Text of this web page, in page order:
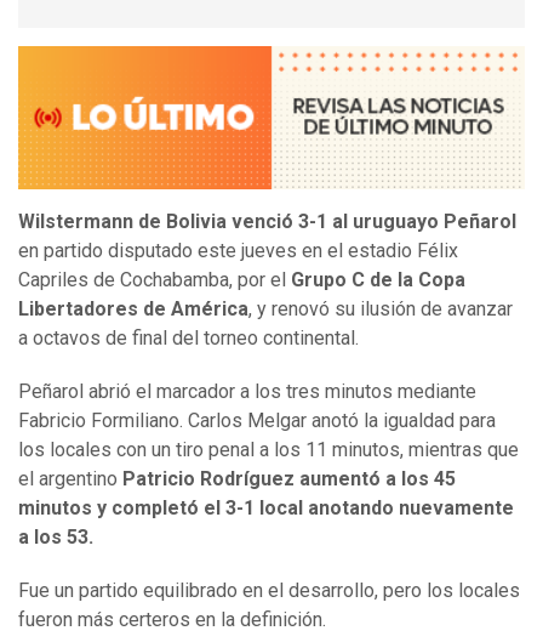
Wilstermann de Bolivia venció 3-1 al uruguayo Peñarol
en partido disputado este jueves en el estadio Félix
Capriles de Cochabamba, por el Grupo C de la Copa
Libertadores de América, y renovó su ilusión de avanzar
a octavos de final del torneo continental.
Peñarol abrió el marcador a los tres minutos mediante
Fabricio Formiliano. Carlos Melgar anotó la igualdad para
los locales con un tiro penal a los 11 minutos, mientras que
el argentino Patricio Rodríguez aumentó a los 45
minutos y completó el 3-1 local anotando nuevamente
a los 53.
Fue un partido equilibrado en el desarrollo, pero los locales
fueron más certeros en la definición.